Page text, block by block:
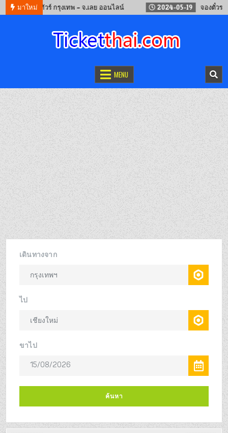
มาใหม่
จองรถทัวร์ กรุงเทพ – จ.เลย ออนไลน์ 2024-05-19 จองตั๋วรถไฟจี
MENU